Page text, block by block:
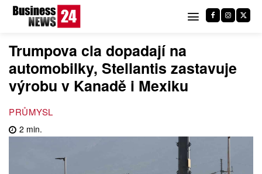
Trumpova cla dopadají na
automobilky, Stellantis zastavuje
výrobu v Kanadě i Mexiku
PRŮMYSL
2 min.